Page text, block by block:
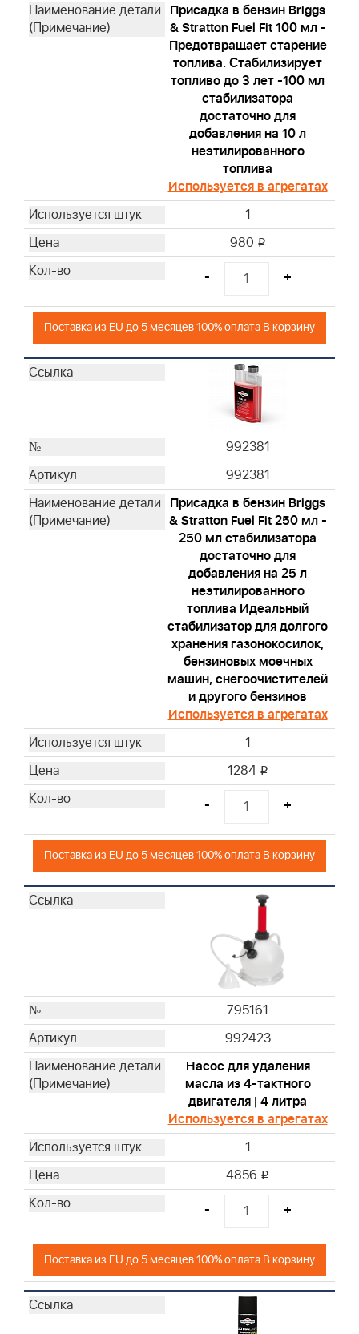
Присадка в бензин Briggs
& Stratton Fuel Fit 100 мл -
Предотвращает старение
топлива. Стабилизирует
топливо до 3 лет -100 мл
стабилизатора
достаточно для
добавления на 10 л
неэтилированного
топлива
Используется в агрегатах
1
980 i
- +
Поставка из EU до 5 месяцев 100% оплата В корзину
992381
992381
Присадка в бензин Briggs
& Stratton Fuel Fit 250 мл -
250 мл стабилизатора
достаточно для
добавления на 25 л
неэтилированного
топлива Идеальный
стабилизатор для долгого
хранения газонокосилок,
бензиновых моечных
машин, снегоочистителей
и другого бензинов
Используется в агрегатах
1
1284 i
- +
Поставка из EU до 5 месяцев 100% оплата В корзину
795161
992423
Насос для удаления
масла из 4-тактного
двигателя | 4 литра
Используется в агрегатах
1
4856 i
- +
Поставка из EU до 5 месяцев 100% оплата В корзину